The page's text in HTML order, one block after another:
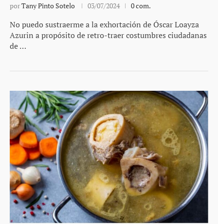
porTany Pinto Sotelo 03/07/2024 0 com.
No puedo sustraerme a la exhortación de Óscar Loayza
Azurin a propósito de retro-traer costumbres ciudadanas
de …